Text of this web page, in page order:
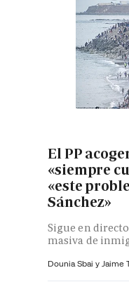
El PP
«siempre
«este
Sánchez»
Sigue en
masiva de
Dounia Sbai y Jaime